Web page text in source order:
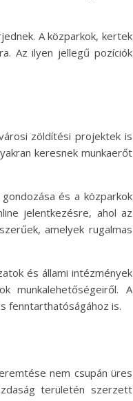
A közparkok, kertek
Az ilyen jellegű pozíciók
zöldítési projektek is
keresnek munkaerőt
és a közparkok
jelentkezésre, ahol az
amelyek rugalmas
és állami intézmények
munkalehetőségeiről. A
fenntarthatóságához is.
nem csupán üres
területén szerzett